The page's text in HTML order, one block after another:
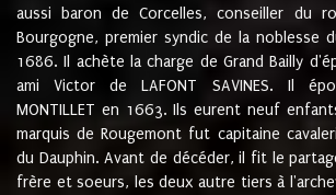
aussi baron de Corcelles, conseiller du
Bourgogne, premier syndic de la noblesse
1686. Il achète la charge de Grand Bailly
ami Victor de LAFONT SAVINES. Il
MONTILLET en 1663. Ils eurent neuf
marquis de Rougemont fut capitaine
du Dauphin. Avant de décéder, il fit le
frère et soeurs, les deux autre tiers à